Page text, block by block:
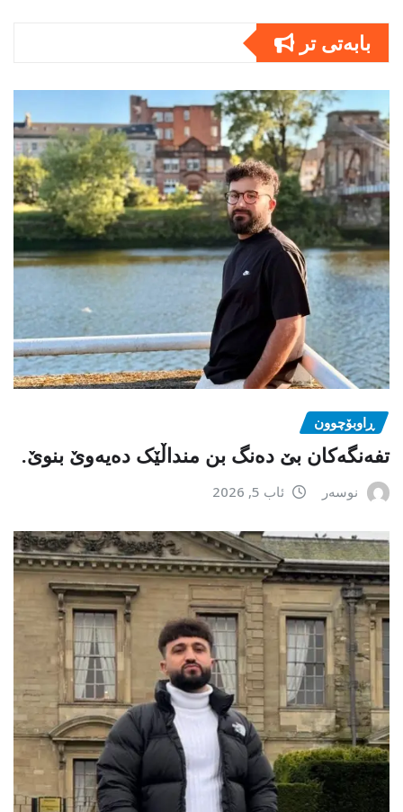
بابەتى تر
ڕاوبۆچوون
تفەنگەکان بێ دەنگ بن منداڵێک دەیەوێ بنوێ.
نوسەر ئاب 5, 2026